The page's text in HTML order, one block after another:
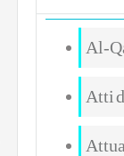
Al-
Atti